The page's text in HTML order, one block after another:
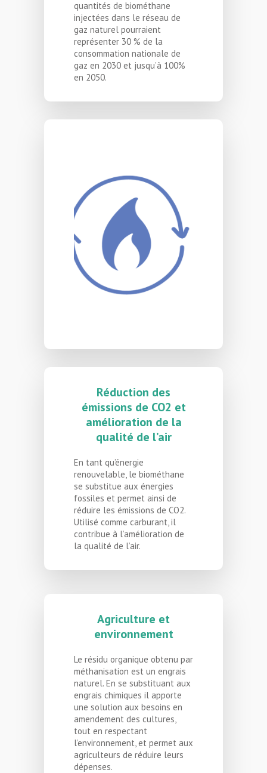
quantités de biométhane
injectées dans le réseau de
gaz naturel pourraient
représenter 30 % de la
consommation nationale de
gaz en 2030 et jusqu’à 100%
en 2050.
circule dans le réseau
en France a été extrait
de couches géologiques
de la terre où il s’est
formé à partir de la
sédimentation de
matière organique vieille
de plusieurs millions
d’années. A l’inverse, le
biométhane est issu d’un
Réduction des
émissions de CO2 et
amélioration de la
qualité de l’air
En tant qu’énergie
renouvelable, le biométhane
se substitue aux énergies
fossiles et permet ainsi de
réduire les émissions de CO2.
Utilisé comme carburant, il
contribue à l’amélioration de
la qualité de l’air.
Agriculture et
environnement
Le résidu organique obtenu par
méthanisation est un engrais
naturel. En se substituant aux
engrais chimiques il apporte
une solution aux besoins en
amendement des cultures,
tout en respectant
l’environnement, et permet aux
agriculteurs de réduire leurs
dépenses.